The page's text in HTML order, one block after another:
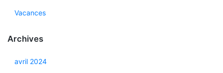
Vacances
Archives
avril 2024